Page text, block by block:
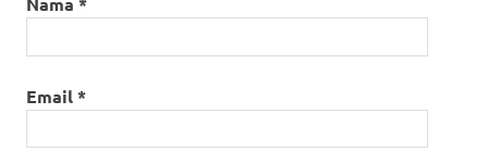
Email*